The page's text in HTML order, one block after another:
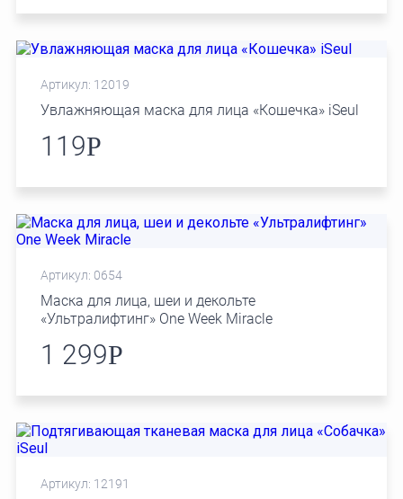
Артикул: 12019
Увлажняющая маска для лица «Кошечка» iSeul
119Р
Артикул: 0654
Маска для лица, шеи и декольте
«Ультралифтинг» One Week Miracle
1 299Р
Артикул: 12191